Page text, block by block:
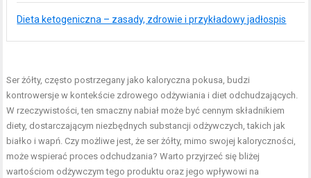
Dieta ketogeniczna – zasady, zdrowie i przykładowy jadłospis
Ser żółty, często postrzegany jako kaloryczna pokusa, budzi
kontrowersje w kontekście zdrowego odżywiania i diet odchudzających.
W rzeczywistości, ten smaczny nabiał może być cennym składnikiem
diety, dostarczającym niezbędnych substancji odżywczych, takich jak
białko i wapń. Czy możliwe jest, że ser żółty, mimo swojej kaloryczności,
może wspierać proces odchudzania? Warto przyjrzeć się bliżej
wartościom odżywczym tego produktu oraz jego wpływowi na